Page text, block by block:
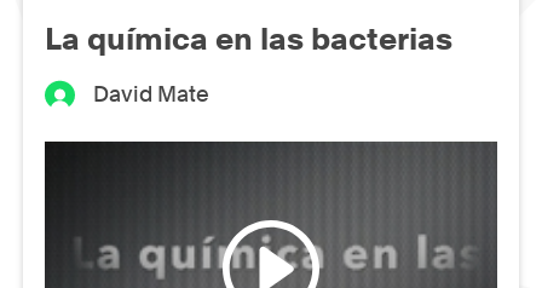
La química en las bacterias
David Mate